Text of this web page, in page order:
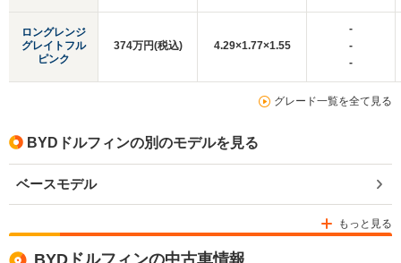
ロングレンジ
グレイトフル
ピンク
374万円(税込) 4.29×1.77×1.55
-
-
-
グレード一覧を全て見る
BYDドルフィンの別のモデルを見る
ベースモデル
もっと見る